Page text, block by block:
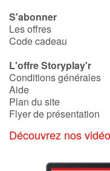
S'abonner
Les offres
Code cadeau
L'offre Storyplay'r
Conditions générales
Aide
Plan du site
Flyer de présentation
Découvrez nos